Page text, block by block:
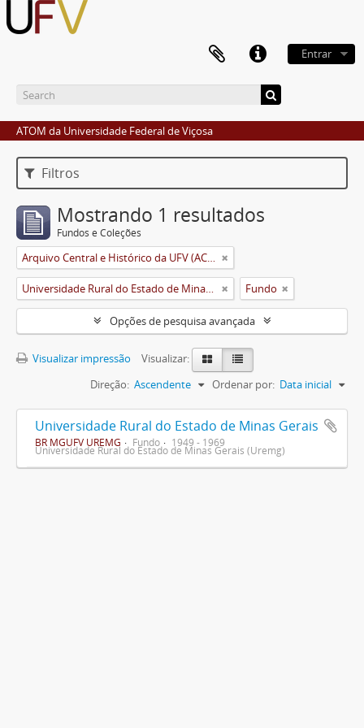
Entrar
ATOM da Universidade Federal de Viçosa
Filtros
Mostrando 1 resultados
Fundos e Coleções
Arquivo Central e Histórico da UFV (ACH-UFV)
Universidade Rural do Estado de Minas Gerais (Uremg) Fundo
Opções de pesquisa avançada
Visualizar impressão
Visualizar:
Ordenar por: Data inicial
Direção: Ascendente
Universidade Rural do Estado de Minas Gerais
BR MGUFV UREMG Fundo 1949 - 1969
Universidade Rural do Estado de Minas Gerais (Uremg)